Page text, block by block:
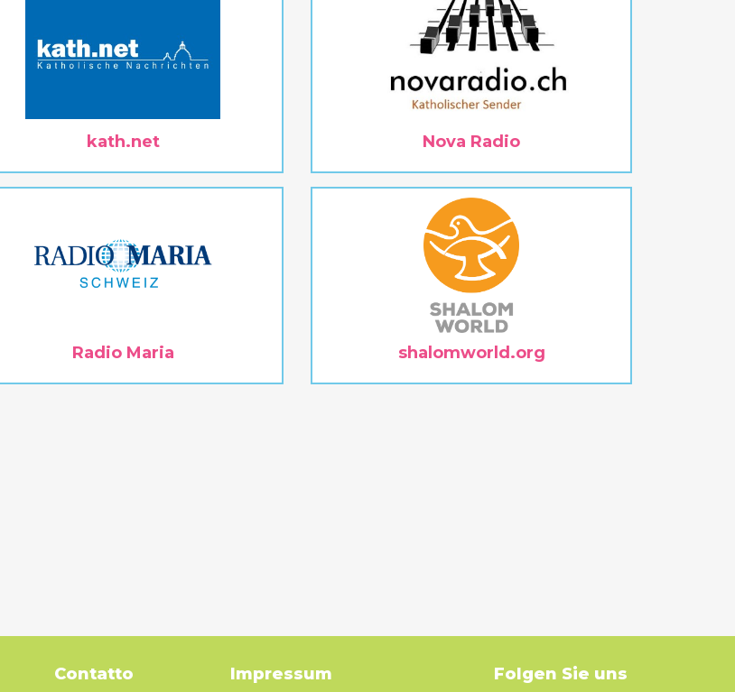
kath.net Nova Radio
Radio Maria shalomworld.org
Contatto Impressum Folgen Sie uns